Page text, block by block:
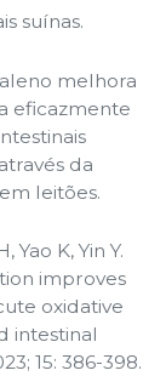
suínas.
melhora
eficazmente
da
leitões.
Yao K, Yin Y.
improves
oxidative
intestinal
15: 386-398.